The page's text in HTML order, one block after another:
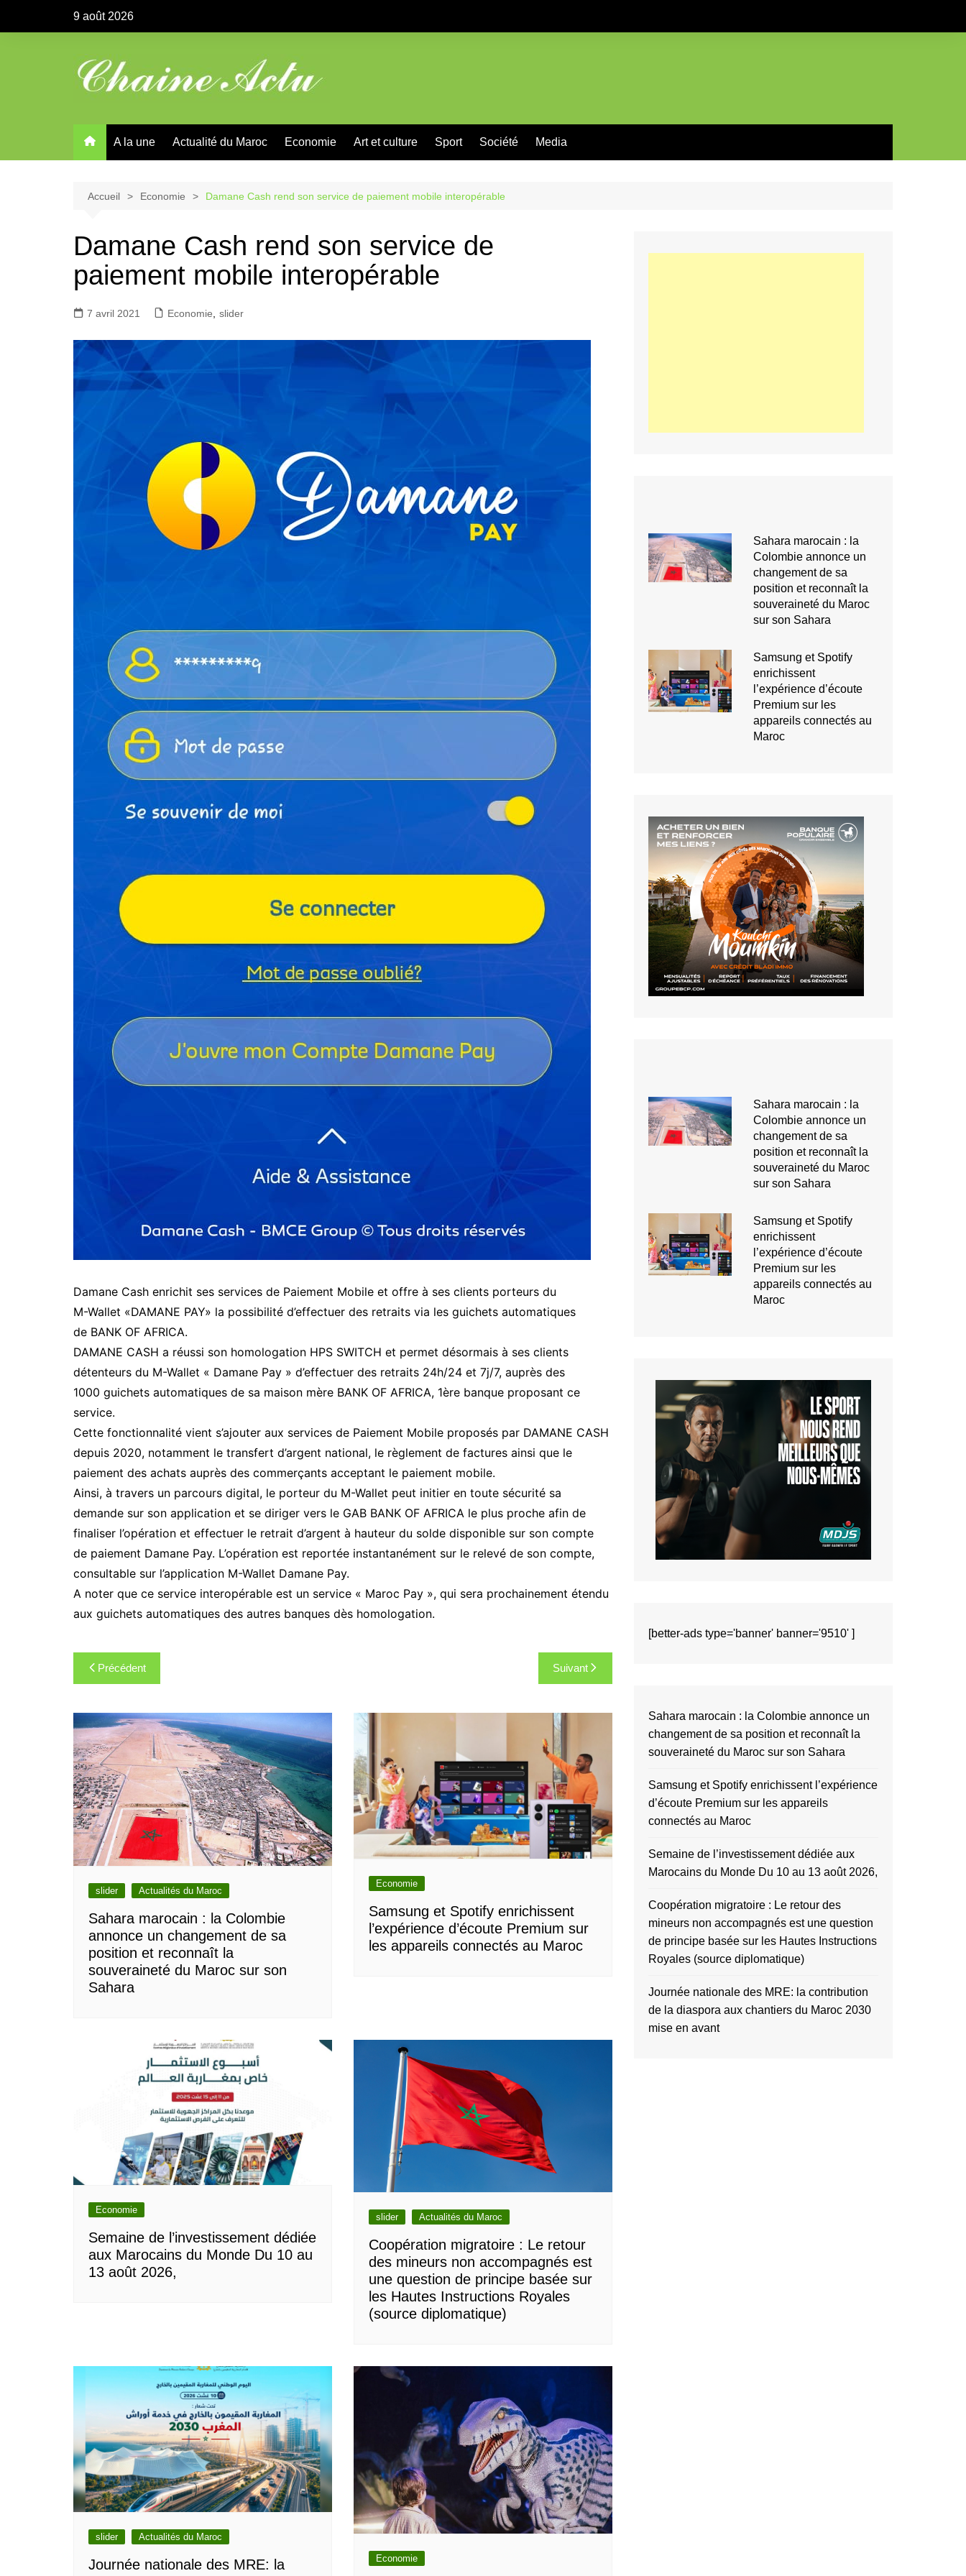
9 août 2026
A la une Actualité du Maroc Economie Art et culture Sport Société Media
Accueil Economie Damane Cash rend son service de paiement mobile interopérable
Damane Cash rend son service de
paiement mobile interopérable
7 avril 2021 Economie slider
Damane Cash enrichit ses services de Paiement Mobile et offre à ses clients porteurs du
M-Wallet «DAMANE PAY» la possibilité d’effectuer des retraits via les guichets automatiques
de BANK OF AFRICA.
DAMANE CASH a réussi son homologation HPS SWITCH et permet désormais à ses clients
détenteurs du M-Wallet « Damane Pay » d’effectuer des retraits 24h/24 et 7j/7, auprès des
1000 guichets automatiques de sa maison mère BANK OF AFRICA, 1ère banque proposant ce
service.
Cette fonctionnalité vient s’ajouter aux services de Paiement Mobile proposés par DAMANE CASH
depuis 2020, notamment le transfert d’argent national, le règlement de factures ainsi que le
paiement des achats auprès des commerçants acceptant le paiement mobile.
Ainsi, à travers un parcours digital, le porteur du M-Wallet peut initier en toute sécurité sa
demande sur son application et se diriger vers le GAB BANK OF AFRICA le plus proche afin de
finaliser l’opération et effectuer le retrait d’argent à hauteur du solde disponible sur son compte
de paiement Damane Pay. L’opération est reportée instantanément sur le relevé de son compte,
consultable sur l’application M-Wallet Damane Pay.
A noter que ce service interopérable est un service « Maroc Pay », qui sera prochainement étendu
aux guichets automatiques des autres banques dès homologation.
Navigation
de
l’article
Précédent Suivant
slider Actualités du Maroc
Sahara marocain : la Colombie
annonce un changement de sa
position et reconnaît la
souveraineté du Maroc sur son
Sahara
Economie
Samsung et Spotify enrichissent
l’expérience d’écoute Premium sur
les appareils connectés au Maroc
Economie
Semaine de l’investissement dédiée
aux Marocains du Monde Du 10 au
13 août 2026,
slider Actualités du Maroc
Coopération migratoire : Le retour
des mineurs non accompagnés est
une question de principe basée sur
les Hautes Instructions Royales
(source diplomatique)
slider Actualités du Maroc
Journée nationale des MRE: la
Economie
Sahara marocain : la
Colombie annonce un
changement de sa
position et reconnaît la
souveraineté du Maroc
sur son Sahara
Samsung et Spotify
enrichissent
l’expérience d’écoute
Premium sur les
appareils connectés au
Maroc
Sahara marocain : la
Colombie annonce un
changement de sa
position et reconnaît la
souveraineté du Maroc
sur son Sahara
Samsung et Spotify
enrichissent
l’expérience d’écoute
Premium sur les
appareils connectés au
Maroc
[better-ads type='banner' banner='9510' ]
Sahara marocain : la Colombie annonce un
changement de sa position et reconnaît la
souveraineté du Maroc sur son Sahara
Samsung et Spotify enrichissent l’expérience
d’écoute Premium sur les appareils
connectés au Maroc
Semaine de l’investissement dédiée aux
Marocains du Monde Du 10 au 13 août 2026,
Coopération migratoire : Le retour des
mineurs non accompagnés est une question
de principe basée sur les Hautes Instructions
Royales (source diplomatique)
Journée nationale des MRE: la contribution
de la diaspora aux chantiers du Maroc 2030
mise en avant